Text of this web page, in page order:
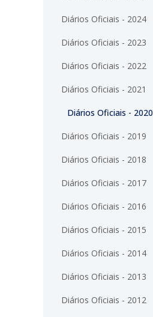
Diários Oficiais - 2024
Diários Oficiais - 2023
Diários Oficiais - 2022
Diários Oficiais - 2021
Diários Oficiais - 2020
Diários Oficiais - 2019
Diários Oficiais - 2018
Diários Oficiais - 2017
Diários Oficiais - 2016
Diários Oficiais - 2015
Diários Oficiais - 2014
Diários Oficiais - 2013
Diários Oficiais - 2012